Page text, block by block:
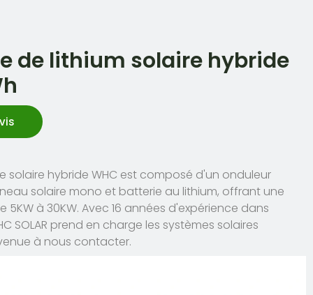
de lithium solaire hybride
solaire hybride WHC est composé d'un onduleur
solaire mono et batterie au lithium, offrant une
à 30KW. Avec 16 années d'expérience dans
SOLAR prend en charge les systèmes solaires
à nous contacter.